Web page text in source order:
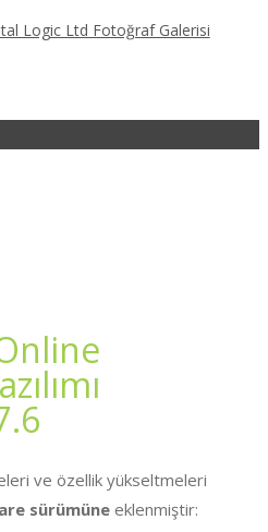
Logic Ltd Fotoğraf Galerisi
ve özellik yükseltmeleri
sürümüne eklenmiştir: